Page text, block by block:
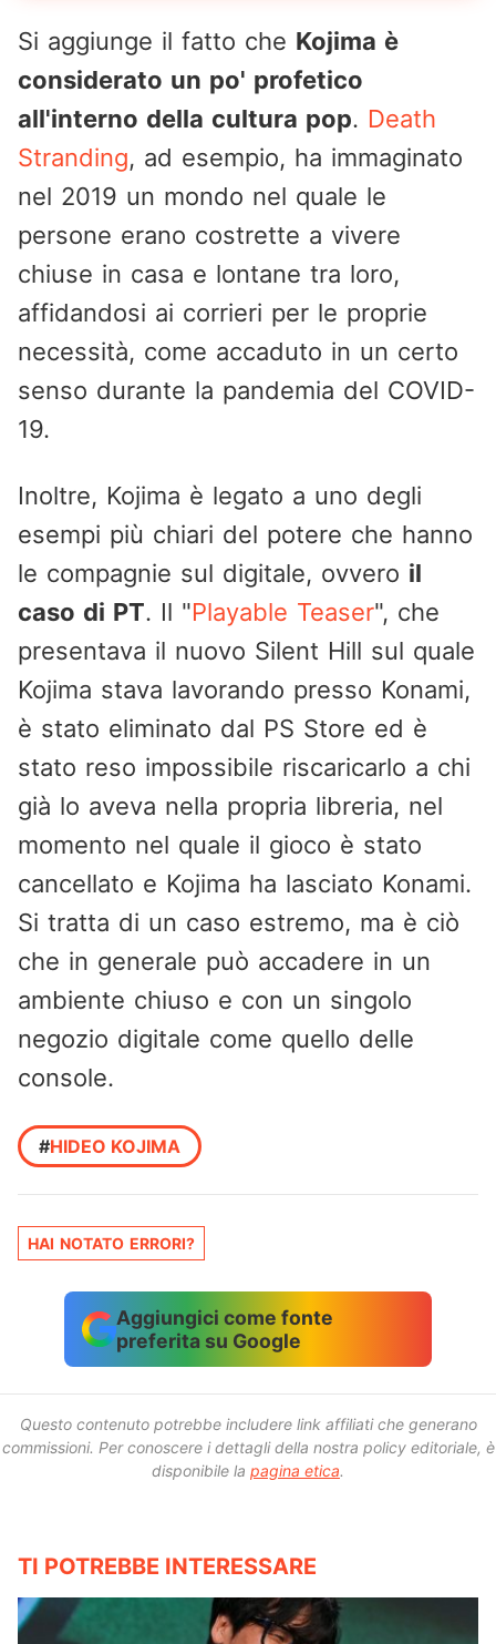
Si aggiunge il fatto che Kojima è
considerato un po' profetico
all'interno della cultura pop. Death
Stranding, ad esempio, ha immaginato
nel 2019 un mondo nel quale le
persone erano costrette a vivere
chiuse in casa e lontane tra loro,
affidandosi ai corrieri per le proprie
necessità, come accaduto in un certo
senso durante la pandemia del COVID-
19.
Inoltre, Kojima è legato a uno degli
esempi più chiari del potere che hanno
le compagnie sul digitale, ovvero il
caso di PT. Il "Playable Teaser", che
presentava il nuovo Silent Hill sul quale
Kojima stava lavorando presso Konami,
è stato eliminato dal PS Store ed è
stato reso impossibile riscaricarlo a chi
già lo aveva nella propria libreria, nel
momento nel quale il gioco è stato
cancellato e Kojima ha lasciato Konami.
Si tratta di un caso estremo, ma è ciò
che in generale può accadere in un
ambiente chiuso e con un singolo
negozio digitale come quello delle
console.
#HIDEO KOJIMA
HAI NOTATO ERRORI?
Aggiungici come fonte
preferita su Google
Questo contenuto potrebbe includere link affiliati che generano
commissioni. Per conoscere i dettagli della nostra policy editoriale, è
disponibile la pagina etica.
TI POTREBBE INTERESSARE